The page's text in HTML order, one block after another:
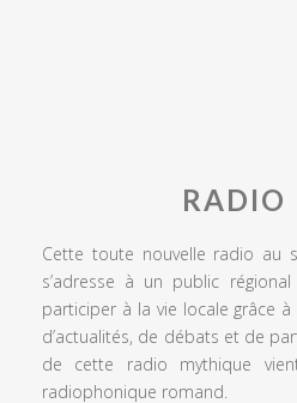
RADIO
Cette toute nouvelle radio au
s’adresse à un public
participer à la vie locale grâce
d’actualités, de débats et de
de cette radio mythique
radiophonique romand.